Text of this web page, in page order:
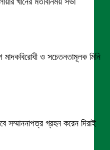
মাদকবিরোধী ও সচেতনতামূলক মিনি
সম্মাননাপত্র গ্রহন করেন দিরাই